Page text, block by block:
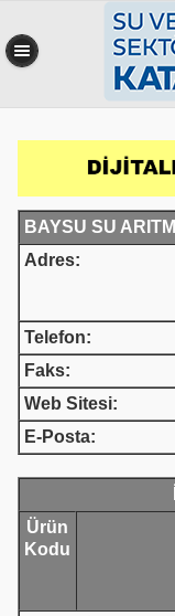
BAYSU SU
Adres:
Telefon:
Faks:
Web Sitesi:
E-Posta:
Ürün
Kodu